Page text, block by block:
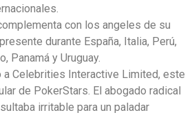
con los angeles de su
durante España, Italia, Perú,
Panamá y Uruguay.
a Celebrities Interactive Limited, este
de PokerStars. El abogado radical
irritable para un paladar